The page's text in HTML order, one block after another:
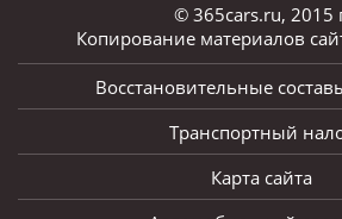
© 365cars.ru, 2015
Копирование материалов
Восстановительные
Транспортный
Карта сайта